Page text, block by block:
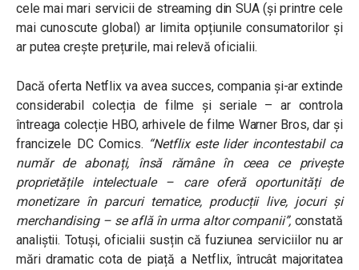
cele mai mari servicii de streaming din SUA (și printre cele
mai cunoscute global) ar limita opțiunile consumatorilor și
ar putea crește prețurile, mai relevă oficialii.
Dacă oferta Netflix va avea succes, compania și-ar extinde
considerabil colecția de filme și seriale – ar controla
întreaga colecție HBO, arhivele de filme Warner Bros, dar și
francizele DC Comics. “Netflix este lider incontestabil ca
număr de abonați, însă rămâne în ceea ce privește
proprietățile intelectuale – care oferă oportunități de
monetizare în parcuri tematice, producții live, jocuri și
merchandising – se află în urma altor companii”, constată
analiștii. Totuși, oficialii susțin că fuziunea serviciilor nu ar
mări dramatic cota de piață a Netflix, întrucât majoritatea